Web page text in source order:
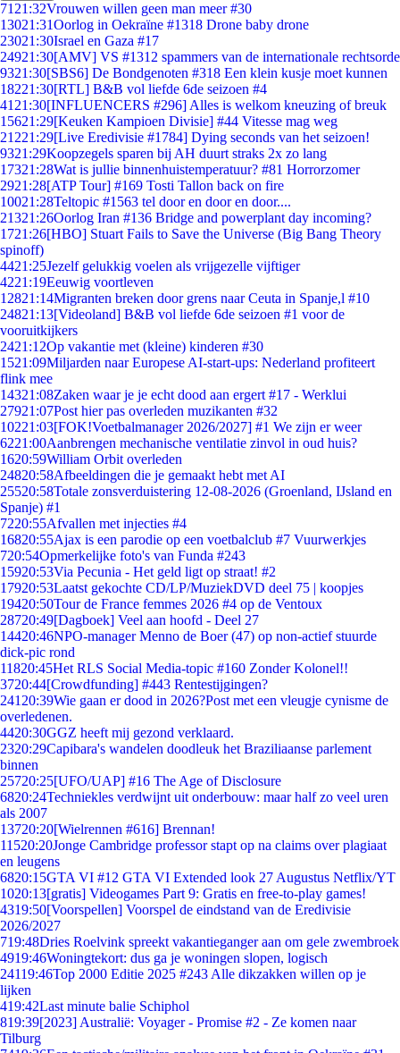
71 21:32Vrouwen willen geen man meer #30
13021:31Oorlog in Oekraïne #1318 Drone baby drone
23021:30Israel en Gaza #17
24921:30[AMV] VS #1312 spammers van de internationale rechtsorde
9321:30[SBS6] De Bondgenoten #318 Een klein kusje moet kunnen
18221:30[RTL] B&B vol liefde 6de seizoen #4
41 21:30[INFLUENCERS #296] Alles is welkom kneuzing of breuk
15621:29[Keuken Kampioen Divisie] #44 Vitesse mag weg
21221:29[Live Eredivisie #1784] Dying seconds van het seizoen!
9321:29Koopzegels sparen bij AH duurt straks 2x zo lang
17321:28Wat is jullie binnenhuistemperatuur? #81 Horrorzomer
2921:28[ATP Tour] #169 Tosti Tallon back on fire
10021:28Teltopic #1563 tel door en door en door....
21321:26Oorlog Iran #136 Bridge and powerplant day incoming?
1721:26[HBO] Stuart Fails to Save the Universe (Big Bang Theory
spinoff)
4421:25Jezelf gelukkig voelen als vrijgezelle vijftiger
4221:19Eeuwig voortleven
12821:14Migranten breken door grens naar Ceuta in Spanje,l #10
24821:13[Videoland] B&B vol liefde 6de seizoen #1 voor de
vooruitkijkers
2421:12Op vakantie met (kleine) kinderen #30
1521:09Miljarden naar Europese AI-start-ups: Nederland profiteert
flink mee
14321:08Zaken waar je je echt dood aan ergert #17 - Werklui
27921:07Post hier pas overleden muzikanten #32
10221:03[FOK!Voetbalmanager 2026/2027] #1 We zijn er weer
6221:00Aanbrengen mechanische ventilatie zinvol in oud huis?
1620:59William Orbit overleden
24820:58Afbeeldingen die je gemaakt hebt met AI
25520:58Totale zonsverduistering 12-08-2026 (Groenland, IJsland en
Spanje) #1
7220:55Afvallen met injecties #4
16820:55Ajax is een parodie op een voetbalclub #7 Vuurwerkjes
720:54Opmerkelijke foto's van Funda #243
15920:53Via Pecunia - Het geld ligt op straat! #2
17920:53Laatst gekochte CD/LP/MuziekDVD deel 75 | koopjes
19420:50Tour de France femmes 2026 #4 op de Ventoux
28720:49[Dagboek] Veel aan hoofd - Deel 27
14420:46NPO-manager Menno de Boer (47) op non-actief stuurde
dick-pic rond
11820:45Het RLS Social Media-topic #160 Zonder Kolonel!!
3720:44[Crowdfunding] #443 Rentestijgingen?
241 20:39Wie gaan er dood in 2026?Post met een vleugje cynisme de
overledenen.
4420:30GGZ heeft mij gezond verklaard.
2320:29Capibara's wandelen doodleuk het Braziliaanse parlement
binnen
25720:25[UFO/UAP] #16 The Age of Disclosure
6820:24Techniekles verdwijnt uit onderbouw: maar half zo veel uren
als 2007
13720:20[Wielrennen #616] Brennan!
11520:20Jonge Cambridge professor stapt op na claims over plagiaat
en leugens
6820:15GTA VI #12 GTA VI Extended look 27 Augustus Netflix/YT
1020:13[gratis] Videogames Part 9: Gratis en free-to-play games!
4319:50[Voorspellen] Voorspel de eindstand van de Eredivisie
2026/2027
719:48Dries Roelvink spreekt vakantieganger aan om gele zwembroek
4919:46Woningtekort: dus ga je woningen slopen, logisch
24119:46Top 2000 Editie 2025 #243 Alle dikzakken willen op je
lijken
419:42Last minute balie Schiphol
819:39[2023] Australië: Voyager - Promise #2 - Ze komen naar
Tilburg